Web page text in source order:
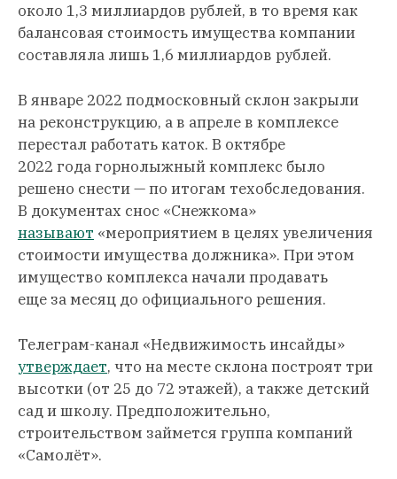
около 1,3 миллиардов рублей, в то время как
балансовая стоимость имущества компании
составляла лишь 1,6 миллиардов рублей.
В январе 2022 подмосковный склон закрыли
на реконструкцию, а в апреле в комплексе
перестал работать каток. В октябре
2022 года горнолыжный комплекс было
решено снести — по итогам техобследования.
В документах снос «Снежкома»
называют «мероприятием в целях увеличения
стоимости имущества должника». При этом
имущество комплекса начали продавать
еще за месяц до официального решения.
Телеграм-канал «Недвижимость инсайды»
утверждает, что на месте склона построят три
высотки (от 25 до 72 этажей), а также детский
сад и школу. Предположительно,
строительством займется группа компаний
«Самолёт».